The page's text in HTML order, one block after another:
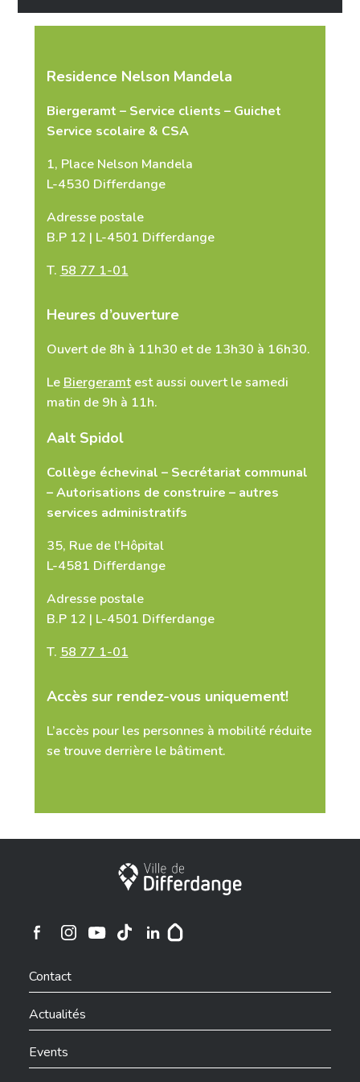
Tél.*
E-mail*
Message*
Copie carte d’identité (Concerne
copies d'actes de
naissance/mariage/décès)
Select Files
J'accepte que mes données
personnelles soient utilisées pour
File Upload
File Upload
Select Files
Residence Nelson Mandela
Biergeramt – Service clients – Guichet
Service scolaire & CSA
1, Place Nelson Mandela
L-4530 Differdange
Adresse postale
B.P 12 | L-4501 Differdange
T.58 77 1-01
Heures d’ouverture
Ouvert de 8h à 11h30 et de 13h30 à 16h30.
LeBiergeramtest aussi ouvert le samedi
matin de 9h à 11h.
Aalt Spidol
Collège échevinal – Secrétariat communal
– Autorisations de construire – autres
services administratifs
35, Rue de l’Hôpital
L-4581 Differdange
Adresse postale
B.P 12 | L-4501 Differdange
T.58 77 1-01
Accès sur rendez-vous uniquement!
L’accès pour les personnes à mobilité réduite
se trouve derrière le bâtiment.
Ville de Differdange
Ville de Differdange sur Instagram
Contact
Actualités
Events